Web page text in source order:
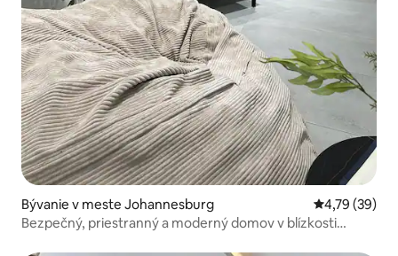
Bývanie v meste Johannesburg Priemerné
4,79 (39)
Bezpečný, priestranný a moderný domov v blízkosti